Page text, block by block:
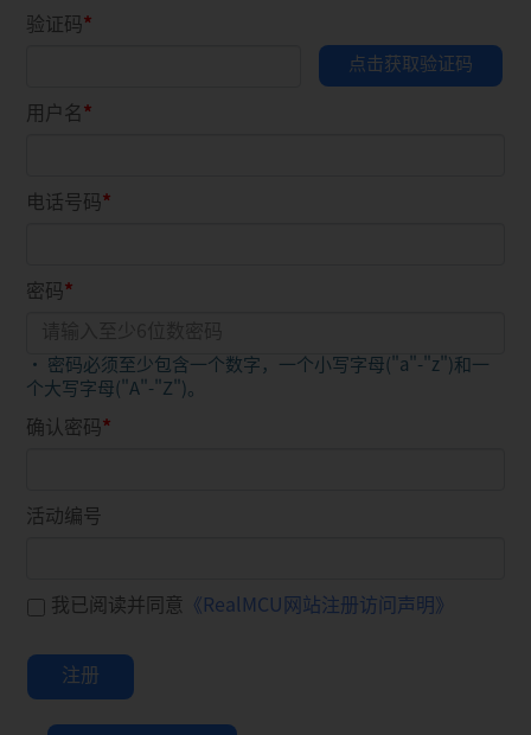
验证码
用户名
电话号码
密码
• 密码必须至少包含一个数字，一个小写字母("a"-"z")和一
个大写字母("A"-"Z")。
确认密码
活动编号
我已阅读并同意 《RealMCU网站注册访问声明》